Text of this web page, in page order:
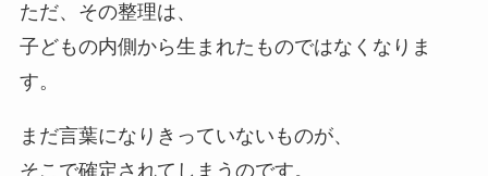
ただ、その整理は、
子どもの内側から生まれたものではなくなりま
す。
まだ言葉になりきっていないものが、
そこで確定されてしまうのです。